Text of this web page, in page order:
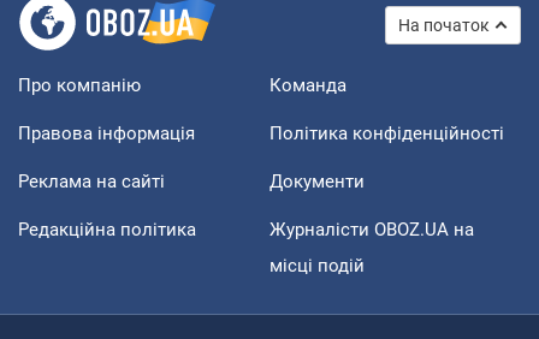
На початок
Про компанію Команда
Правова інформація Політика конфіденційності
Реклама на сайті Документи
Редакційна політика
Журналісти OBOZ.UA на
місці подій